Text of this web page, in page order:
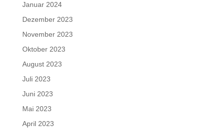
Januar 2024
Dezember 2023
November 2023
Oktober 2023
August 2023
Juli 2023
Juni 2023
Mai 2023
April 2023